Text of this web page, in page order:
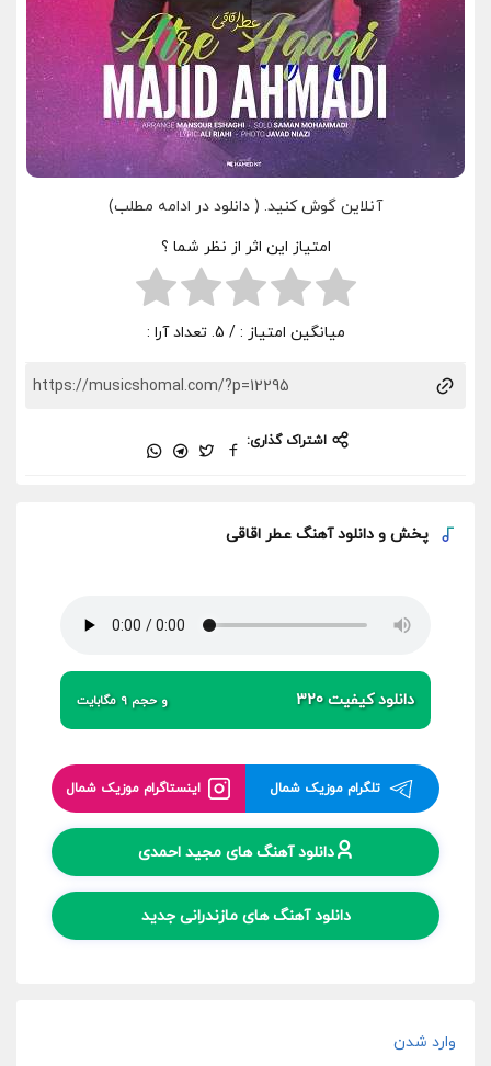
آنلاین گوش کنید. ( دانلود در ادامه مطلب)
امتیاز این اثر از نظر شما ؟
میانگین امتیاز : / 5. تعداد آرا :
اشتراک گذاری:
پخش و دانلود آهنگ عطر اقاقی
دانلود کیفیت 320 و حجم 9 مگابایت
تلگرام موزیک شمال اینستاگرام موزیک شمال
دانلود آهنگ های مجید احمدی
دانلود آهنگ های مازندرانی جدید
وارد شدن